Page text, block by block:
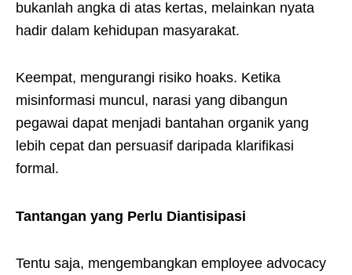
bukanlah angka di atas kertas, melainkan nyata
hadir dalam kehidupan masyarakat.
Keempat, mengurangi risiko hoaks. Ketika
misinformasi muncul, narasi yang dibangun
pegawai dapat menjadi bantahan organik yang
lebih cepat dan persuasif daripada klarifikasi
formal.
Tantangan yang Perlu Diantisipasi
Tentu saja, mengembangkan employee advocacy